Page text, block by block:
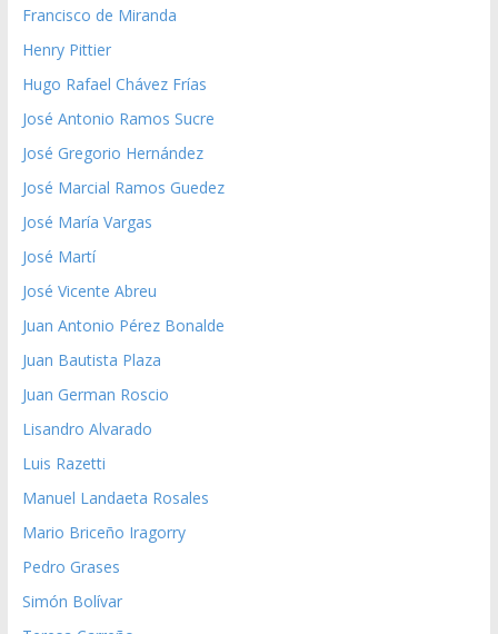
Francisco de Miranda
Henry Pittier
Hugo Rafael Chávez Frías
José Antonio Ramos Sucre
José Gregorio Hernández
José Marcial Ramos Guedez
José María Vargas
José Martí
José Vicente Abreu
Juan Antonio Pérez Bonalde
Juan Bautista Plaza
Juan German Roscio
Lisandro Alvarado
Luis Razetti
Manuel Landaeta Rosales
Mario Briceño Iragorry
Pedro Grases
Simón Bolívar